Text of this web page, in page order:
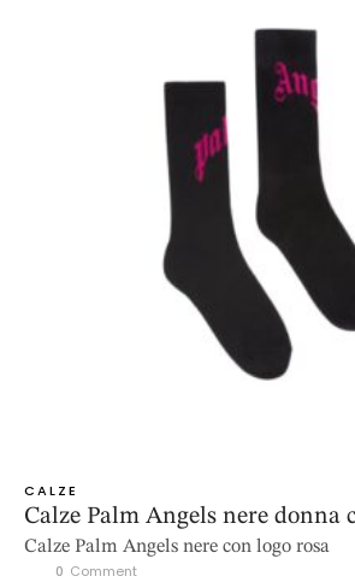
CALZE
Calze Palm Angels nere donna
Calze Palm Angels nere con logo rosa
0 Comment